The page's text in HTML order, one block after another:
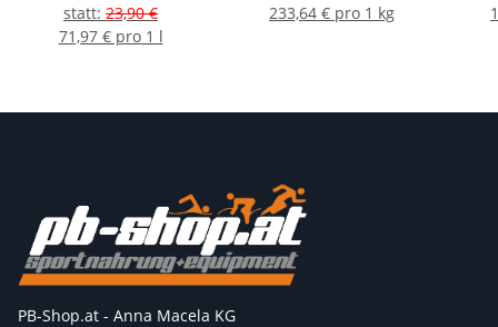
statt: 23,90 €
71,97 € pro 1 l
233,64 € pro 1 kg
PB-Shop.at - Anna Macela KG